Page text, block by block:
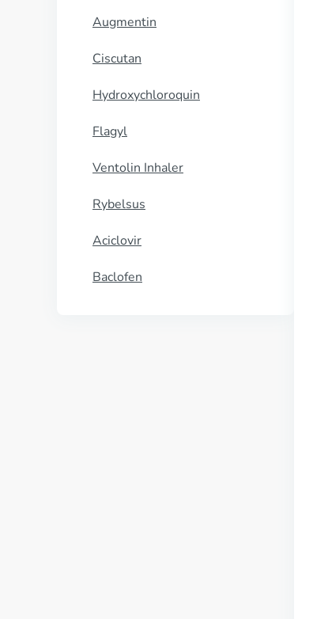
Augmentin
Ciscutan
Hydroxychloroquin
Flagyl
Ventolin Inhaler
Rybelsus
Aciclovir
Baclofen